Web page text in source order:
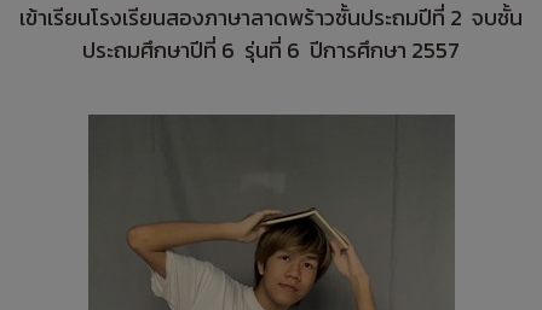
เข้าเรียนโรงเรียนสองภาษาลาดพร้าวชั้นประถมปีที่ 2 จบชั้น
ประถมศึกษาปีที่ 6 รุ่นที่ 6 ปีการศึกษา 2557